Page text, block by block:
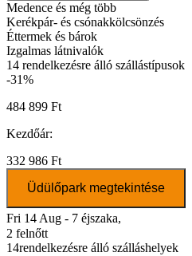
Medence és még több
Kerékpár- és csónakkölcsönzés
Éttermek és bárok
Izgalmas látnivalók
14 rendelkezésre álló szállástípusok
-31%
484 899 Ft
Kezdőár:
332 986 Ft
Üdülőpark megtekintése
Fri 14 Aug - 7 éjszaka,
2 felnőtt
14rendelkezésre álló szálláshelyek